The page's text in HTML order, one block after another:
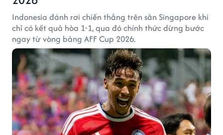
Indonesia đánh rơi chiến thắng trên sân Singapore khi
chỉ có kết quả hòa 1-1, qua đó chính thức dừng bước
ngay từ vòng bảng AFF Cup 2026.